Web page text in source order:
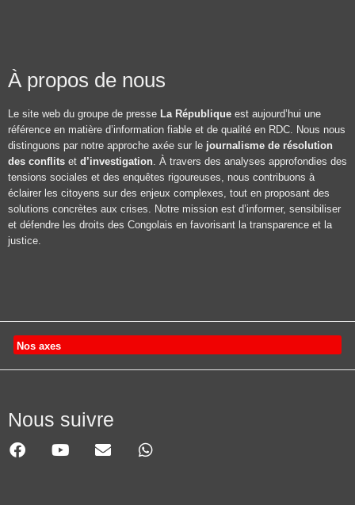
À propos de nous
Le site web du groupe de presse La République est aujourd’hui une
référence en matière d’information fiable et de qualité en RDC. Nous nous
distinguons par notre approche axée sur le journalisme de résolution
des conflits et d’investigation. À travers des analyses approfondies des
tensions sociales et des enquêtes rigoureuses, nous contribuons à
éclairer les citoyens sur des enjeux complexes, tout en proposant des
solutions concrètes aux crises. Notre mission est d’informer, sensibiliser
et défendre les droits des Congolais en favorisant la transparence et la
justice.
Nos axes
Nous suivre